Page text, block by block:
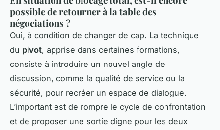
possible de retourner à la table des
négociations ?
Oui, à condition de changer de cap. La technique
du pivot, apprise dans certaines formations,
consiste à introduire un nouvel angle de
discussion, comme la qualité de service ou la
sécurité, pour recréer un espace de dialogue.
L’important est de rompre le cycle de confrontation
et de proposer une sortie digne pour les deux